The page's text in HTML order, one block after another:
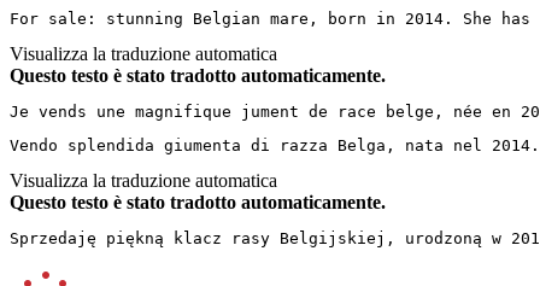
For sale: stunning Belgian mare, born in 2014. She
Visualizza la traduzione automatica
Questo testo è stato tradotto automaticamente.
Je vends une magnifique jument de race belge, née
Vendo splendida giumenta di razza Belga, nata nel
Visualizza la traduzione automatica
Questo testo è stato tradotto automaticamente.
Sprzedaję piękną klacz rasy Belgijskiej, urodzoną w